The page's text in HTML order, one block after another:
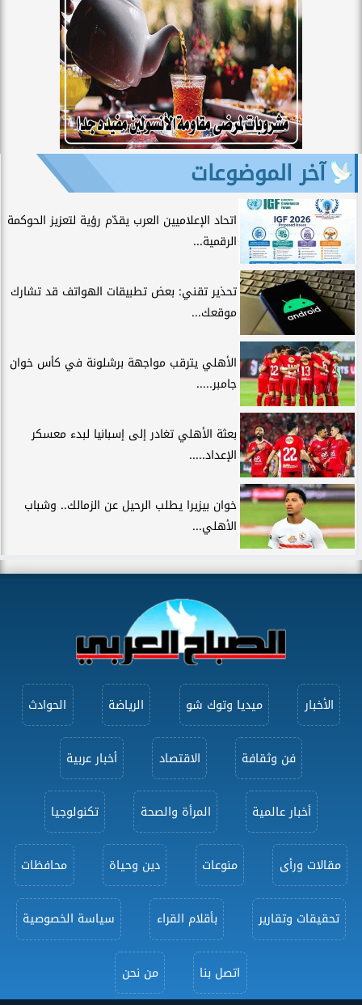
آخر الموضوعات
اتحاد الإعلاميين العرب يقدّم رؤية لتعزيز الحوكمة
الرقمية...
تحذير تقني: بعض تطبيقات الهواتف قد تشارك
موقعك...
الأهلي يترقب مواجهة برشلونة في كأس خوان
جامبر.....
بعثة الأهلي تغادر إلى إسبانيا لبدء معسكر
الإعداد.....
خوان بيزيرا يطلب الرحيل عن الزمالك.. وشباب
الأهلي...
الأخبار ميديا وتوك شو الرياضة الحوادث
فن وثقافة الاقتصاد أخبار عربية
أخبار عالمية المرأة والصحة تكنولوجيا
مقالات ورأى منوعات دين وحياة محافظات
تحقيقات وتقارير بأقلام القراء سياسة الخصوصية
اتصل بنا من نحن